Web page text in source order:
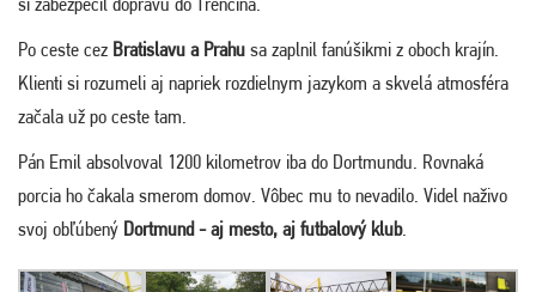
Po ceste cez Bratislavu a Prahu sa zaplnil fanúšikmi z oboch krajín.
Klienti si rozumeli aj napriek rozdielnym jazykom a skvelá atmosféra
začala už po ceste tam.
Pán Emil absolvoval 1200 kilometrov iba do Dortmundu. Rovnaká
porcia ho čakala smerom domov. Vôbec mu to nevadilo. Videl naživo
svoj obľúbený Dortmund - aj mesto, aj futbalový klub.